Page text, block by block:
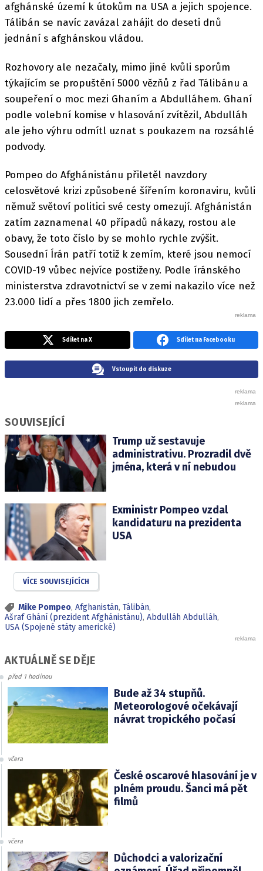
afghánské území k útokům na USA a jejich spojence.
Tálibán se navíc zavázal zahájit do deseti dnů
jednání s afghánskou vládou.
Rozhovory ale nezačaly, mimo jiné kvůli sporům
týkajícím se propuštění 5000 vězňů z řad Tálibánu a
soupeření o moc mezi Ghaním a Abdulláhem. Ghaní
podle volební komise v hlasování zvítězil, Abdulláh
ale jeho výhru odmítl uznat s poukazem na rozsáhlé
podvody.
Pompeo do Afghánistánu přiletěl navzdory
celosvětové krizi způsobené šířením koronaviru, kvůli
němuž světoví politici své cesty omezují. Afghánistán
zatím zaznamenal 40 případů nákazy, rostou ale
obavy, že toto číslo by se mohlo rychle zvýšit.
Sousední Írán patří totiž k zemím, které jsou nemocí
COVID-19 vůbec nejvíce postiženy. Podle íránského
ministerstva zdravotnictví se v zemi nakazilo více než
23.000 lidí a přes 1800 jich zemřelo.
Sdílet na X Sdílet na Facebooku
Vstoupit do diskuze
SOUVISEJÍCÍ
Trump už sestavuje
administrativu. Prozradil dvě
jména, která v ní nebudou
Exministr Pompeo vzdal
kandidaturu na prezidenta
USA
VÍCE SOUVISEJÍCÍCH
Mike Pompeo, Afghanistán, Tálibán,
Ašraf Ghání (prezident Afghánistánu), Abdulláh Abdulláh,
USA (Spojené státy americké)
AKTUÁLNĚ SE DĚJE
před 1 hodinou
Bude až 34 stupňů.
Meteorologové očekávají
návrat tropického počasí
včera
České oscarové hlasování je v
plném proudu. Šanci má pět
filmů
včera
Důchodci a valorizační